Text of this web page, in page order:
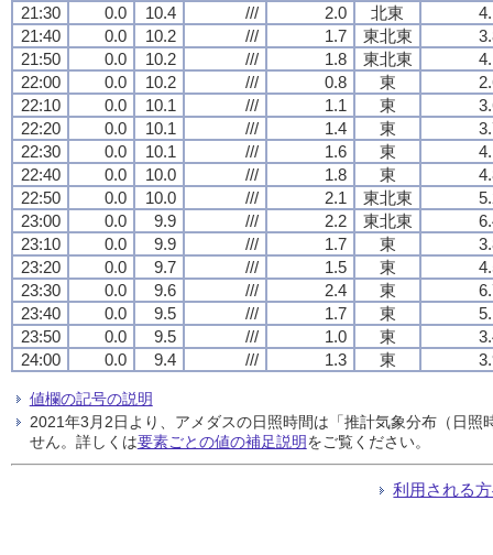
21:30
0.0 10.4 /// 2.0 北東
21:40
0.0 10.2 /// 1.7 東北東
21:50
0.0 10.2 /// 1.8 東北東
22:00
0.0 10.2 /// 0.8 東
22:10
0.0 10.1 /// 1.1 東
22:20
0.0 10.1 /// 1.4 東
22:30
0.0 10.1 /// 1.6 東
22:40
0.0 10.0 /// 1.8 東
22:50
0.0 10.0 /// 2.1 東北東
23:00
0.0 9.9 /// 2.2 東北東
23:10
0.0 9.9 /// 1.7 東
23:20
0.0 9.7 /// 1.5 東
23:30
0.0 9.6 /// 2.4 東
23:40
0.0 9.5 /// 1.7 東
23:50
0.0 9.5 /// 1.0 東
24:00
0.0 9.4 /// 1.3 東
値欄の記号の説明
2021年3月2日より、アメダスの日照時間は「推計気象分布（日
せん。詳しくは要素ごとの値の補足説明をご覧ください。
利用される